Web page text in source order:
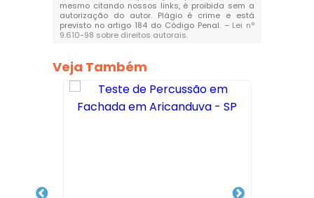
mesmo citando nossos links, é proibida sem a
autorização do autor. Plágio é crime e está
previsto no artigo 184 do Código Penal. – Lei n°
9.610-98 sobre direitos autorais.
Veja Também